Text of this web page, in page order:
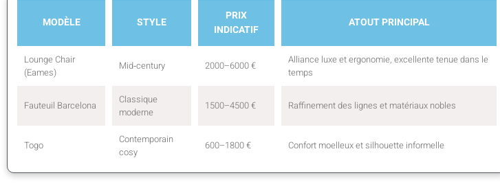
MODÈLE STYLE
PRIX
INDICATIF
ATOUT PRINCIPAL
Lounge Chair
(Eames)
Mid‑century 2000–6000 €
Alliance luxe et ergonomie, excellente tenue dans le
temps
Fauteuil Barcelona
Classique
moderne
1500–4500 € Raffinement des lignes et matériaux nobles
Togo
Contemporain
cosy
600–1800 € Confort moelleux et silhouette informelle